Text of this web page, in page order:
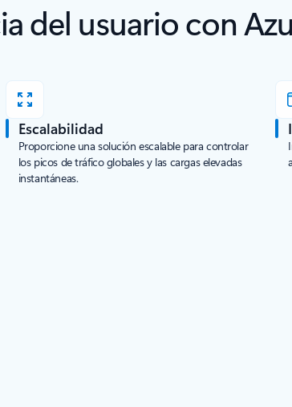
del usuario con
Escalabilidad
Proporcione una solución escalable para controlar
los picos de tráfico globales y las cargas elevadas
instantáneas.